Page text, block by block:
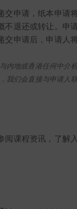
交申请，纸本申请
不退还或转让。申
交申请后，申请人
内地或香港任何中介
我们会直接与申请人
阅课程资讯，了解